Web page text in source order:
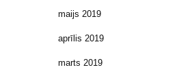
maijs 2019
aprīlis 2019
marts 2019